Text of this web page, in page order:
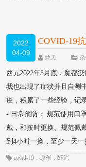
2022
04-09
COVID-19
龙天
西元2022年3月底，魔都
我也出现了症状并且自测
疫，积累了一些经验，记
- 日常预防： 规范使用口
戴，和按时更换。规范佩
到4小时一换，至少一天
covid-19 ， 原创 ， 随笔